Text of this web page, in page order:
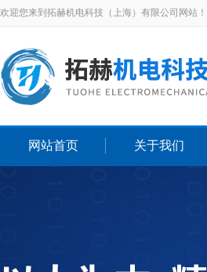
欢迎您来到拓赫机电科技（上海）有限公司网站！
网站首页 关于我们